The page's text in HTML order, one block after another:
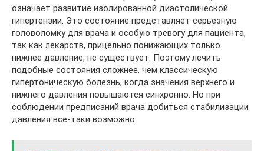
означает развитие изолированной диастолической
гипертензии. Это состояние представляет серьезную
головоломку для врача и особую тревогу для пациента,
так как лекарств, прицельно понижающих только
нижнее давление, не существует. Поэтому лечить
подобные состояния сложнее, чем классическую
гипертоническую болезнь, когда значения верхнего и
нижнего давления повышаются синхронно. Но при
соблюдении предписаний врача добиться стабилизации
давления все-таки возможно.